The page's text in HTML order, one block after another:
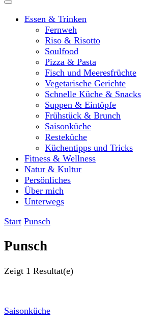
Essen & Trinken
Fernweh
Riso & Risotto
Soulfood
Pizza & Pasta
Fisch und Meeresfrüchte
Vegetarische Gerichte
Schnelle Küche & Snacks
Suppen & Eintöpfe
Frühstück & Brunch
Saisonküche
Resteküche
Küchentipps und Tricks
Fitness & Wellness
Natur & Kultur
Persönliches
Über mich
Unterwegs
Start Punsch
Punsch
Zeigt 1 Resultat(e)
Saisonküche